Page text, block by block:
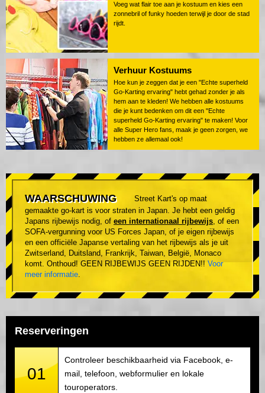
Voeg wat flair toe aan je kostuum en kies een
zonnebril of funky hoeden terwijl je door de stad
rijdt.
Verhuur Kostuums
Hoe kun je zeggen dat je een "Echte superheld
Go-Karting ervaring" hebt gehad zonder je als
hem aan te kleden! We hebben alle kostuums
die je kunt bedenken om dit een "Echte
superheld Go-Karting ervaring" te maken! Voor
alle Super Hero fans, maak je geen zorgen, we
hebben ze allemaal ook!
WAARSCHUWING
Street Kart's op maat
gemaakte go-kart is voor straten in Japan. Je hebt een geldig
Japans rijbewijs nodig, of een internationaal rijbewijs, of een
SOFA-vergunning voor US Forces Japan, of je eigen rijbewijs
en een officiële Japanse vertaling van het rijbewijs als je uit
Zwitserland, Duitsland, Frankrijk, Taiwan, België, Monaco
komt. Onthoud! GEEN RIJBEWIJS GEEN RIJDEN!! Voor
meer informatie.
Reserveringen
01
Controleer beschikbaarheid via Facebook, e-
mail, telefoon, webformulier en lokale
touroperators.